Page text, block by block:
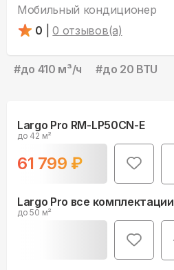
Мобильный кондиционер
0
0 отзывов(а)
#до 410 м³/ч #до 20 BTU
Largo Pro RM-LP50CN-E
до 42 м²
61 799 ₽
Largo Pro все комплектации
до 50 м²